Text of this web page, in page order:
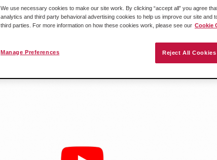
We use necessary cookies to make our site work. By clicking “accept all” you agree
analytics and third party behavioral advertising cookies to help us improve our site and
third parties. For more information on how these cookies work, please see our Cookie
Reject All Cookies
Manage Preferences